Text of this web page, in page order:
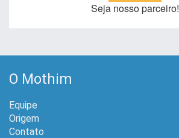
Seja nosso parceiro!
O Mothim
Equipe
Origem
Contato